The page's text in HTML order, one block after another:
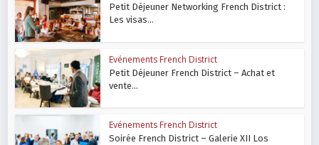
Petit Déjeuner Networking French District :
Les visas...
Evénements French District
Petit Déjeuner French District – Achat et
vente...
Evénements French District
Soirée French District – Galerie XII Los